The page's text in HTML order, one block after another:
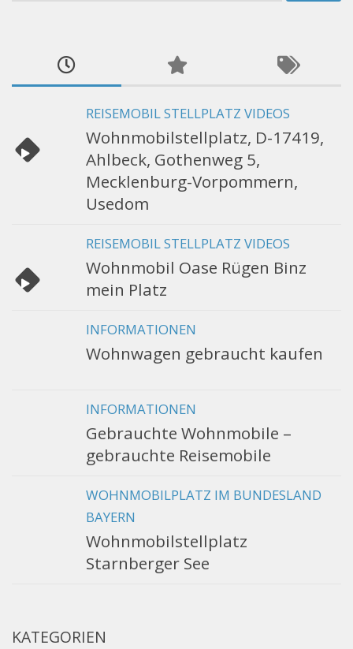
REISEMOBIL STELLPLATZ VIDEOS
Wohnmobilstellplatz, D-17419,
Ahlbeck, Gothenweg 5,
Mecklenburg-Vorpommern,
Usedom
REISEMOBIL STELLPLATZ VIDEOS
Wohnmobil Oase Rügen Binz
mein Platz
INFORMATIONEN
Wohnwagen gebraucht kaufen
INFORMATIONEN
Gebrauchte Wohnmobile –
gebrauchte Reisemobile
WOHNMOBILPLATZ IM BUNDESLAND
BAYERN
Wohnmobilstellplatz
Starnberger See
KATEGORIEN